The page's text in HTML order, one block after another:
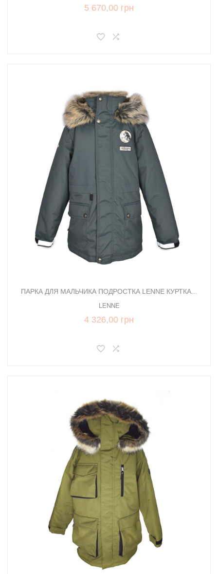
5 670,00 грн
ПАРКА ДЛЯ МАЛЬЧИКА ПОДРОСТКА LENNE КУРТКА...
LENNE
4 326,00 грн